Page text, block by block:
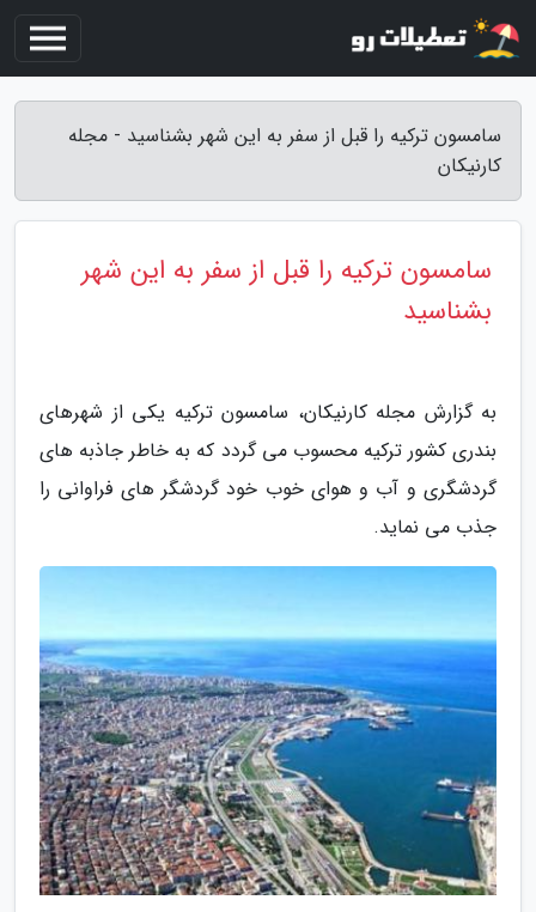
سامسون ترکیه را قبل از سفر به این شهر بشناسید - مجله
کارنیکان
سامسون ترکیه را قبل از سفر به این شهر
بشناسید
به گزارش مجله کارنیکان، سامسون ترکیه یکی از شهرهای
بندری کشور ترکیه محسوب می گردد که به خاطر جاذبه های
گردشگری و آب و هوای خوب خود گردشگر های فراوانی را
جذب می نماید.